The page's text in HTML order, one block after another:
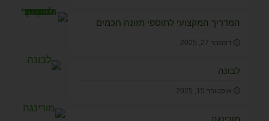
המדריך המקצועי לתוספי תזונה חכמים
דצמבר 27, 2025
לבונה
אוקטובר 15, 2025
מורינגה